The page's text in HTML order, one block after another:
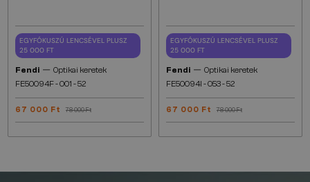
EGYFÓKUSZÚ LENCSÉVEL PLUSZ
25 000 FT
Fendi — Optikai keretek
FE50094F - 001 - 52
67 000 Ft 78 000 Ft
EGYFÓKUSZÚ LENCSÉVEL PLUSZ
25 000 FT
Fendi — Optikai keretek
FE50094I - 053 - 52
67 000 Ft 78 000 Ft